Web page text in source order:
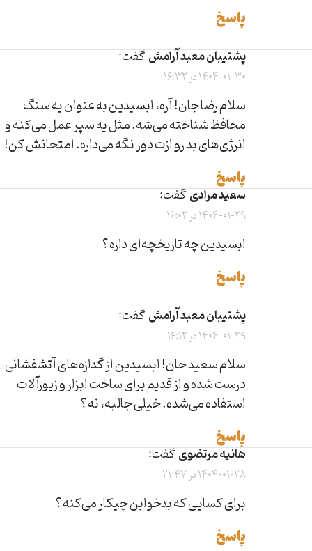
پاسخ
پشتیبان معبد آرامشگفت:
1404-01-30 در 16:32
سلام رضا جان! آره، ابسیدین به عنوان یه سنگ
محافظ شناخته می‌شه. مثل یه سپر عمل می‌کنه و
انرژی‌های بد رو ازت دور نگه می‌داره. امتحانش کن!
پاسخ
سعید مرادیگفت:
1404-01-29 در 16:02
ابسیدین چه تاریخچه‌ای داره؟
پاسخ
پشتیبان معبد آرامشگفت:
1404-01-29 در 16:12
سلام سعید جان! ابسیدین از گدازه‌های آتشفشانی
درست شده و از قدیم برای ساخت ابزار و زیورآلات
استفاده می‌شده. خیلی جالبه، نه؟
پاسخ
هانیه مرتضویگفت:
1404-01-28 در 21:47
برای کسایی که بدخوابن چیکار می‌کنه؟
پاسخ